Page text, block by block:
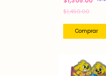
$1,450.00